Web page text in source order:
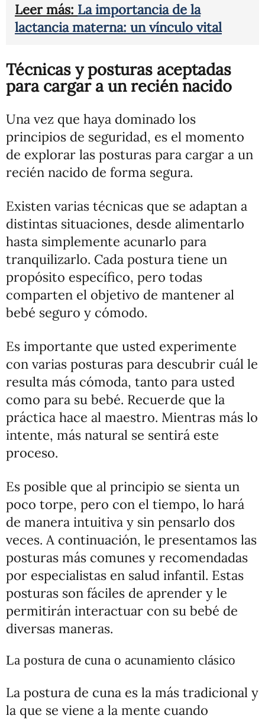
Leer más: La importancia de la
lactancia materna: un vínculo vital
Técnicas y posturas aceptadas
para cargar a un recién nacido
Una vez que haya dominado los
principios de seguridad, es el momento
de explorar las posturas para cargar a un
recién nacido de forma segura.
Existen varias técnicas que se adaptan a
distintas situaciones, desde alimentarlo
hasta simplemente acunarlo para
tranquilizarlo. Cada postura tiene un
propósito específico, pero todas
comparten el objetivo de mantener al
bebé seguro y cómodo.
Es importante que usted experimente
con varias posturas para descubrir cuál le
resulta más cómoda, tanto para usted
como para su bebé. Recuerde que la
práctica hace al maestro. Mientras más lo
intente, más natural se sentirá este
proceso.
Es posible que al principio se sienta un
poco torpe, pero con el tiempo, lo hará
de manera intuitiva y sin pensarlo dos
veces. A continuación, le presentamos las
posturas más comunes y recomendadas
por especialistas en salud infantil. Estas
posturas son fáciles de aprender y le
permitirán interactuar con su bebé de
diversas maneras.
La postura de cuna o acunamiento clásico
La postura de cuna es la más tradicional y
la que se viene a la mente cuando